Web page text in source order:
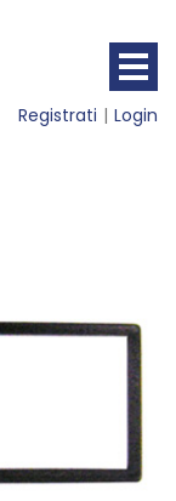
Registrati Login